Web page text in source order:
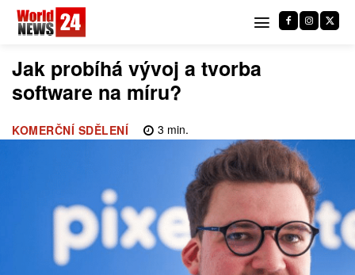
Jak probíhá vývoj a tvorba
software na míru?
KOMERČNÍ SDĚLENÍ 3 min.